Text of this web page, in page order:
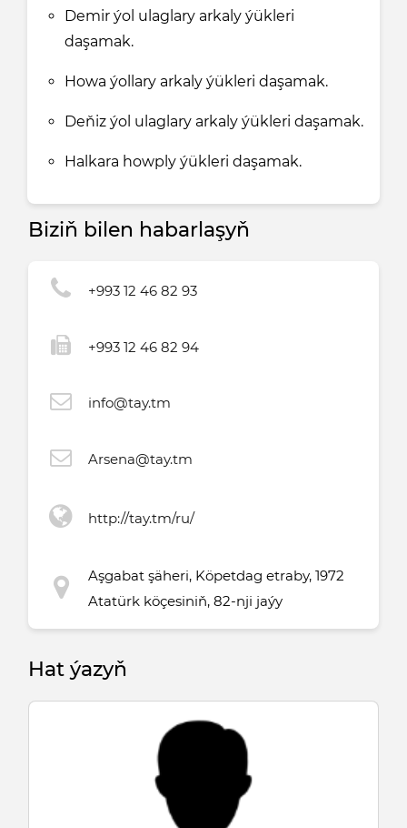
Demir ýol ulaglary arkaly ýükleri
daşamak.
Howa ýollary arkaly ýükleri daşamak.
Deňiz ýol ulaglary arkaly ýükleri daşamak.
Halkara howply ýükleri daşamak.
Biziň bilen habarlaşyň
+993 12 46 82 93
+993 12 46 82 94
info@tay.tm
Arsena@tay.tm
http://tay.tm/ru/
Aşgabat şäheri, Köpetdag etraby, 1972
Atatürk köçesiniň, 82-nji jaýy
Hat ýazyň